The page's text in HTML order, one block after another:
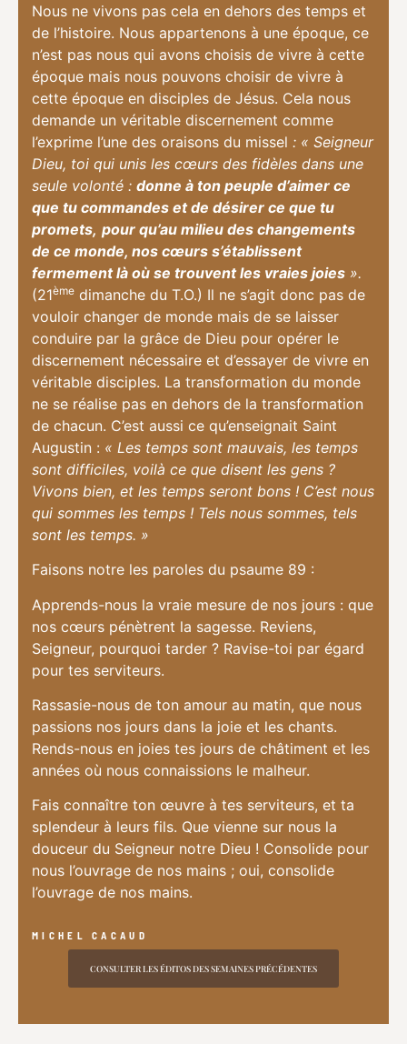
Nous ne vivons pas cela en dehors des temps et
de l’histoire. Nous appartenons à une époque, ce
n’est pas nous qui avons choisis de vivre à cette
époque mais nous pouvons choisir de vivre à
cette époque en disciples de Jésus. Cela nous
demande un véritable discernement comme
l’exprime l’une des oraisons du missel : « Seigneur
Dieu, toi qui unis les cœurs des fidèles dans une
seule volonté : donne à ton peuple d’aimer ce
que tu commandes et de désirer ce que tu
promets, pour qu’au milieu des changements
de ce monde, nos cœurs s’établissent
fermement là où se trouvent les vraies joies ».
(21ème dimanche du T.O.) Il ne s’agit donc pas de
vouloir changer de monde mais de se laisser
conduire par la grâce de Dieu pour opérer le
discernement nécessaire et d’essayer de vivre en
véritable disciples. La transformation du monde
ne se réalise pas en dehors de la transformation
de chacun. C’est aussi ce qu’enseignait Saint
Augustin : « Les temps sont mauvais, les temps
sont difficiles, voilà ce que disent les gens ?
Vivons bien, et les temps seront bons ! C’est nous
qui sommes les temps ! Tels nous sommes, tels
sont les temps. »
Faisons notre les paroles du psaume 89 :
Apprends-nous la vraie mesure de nos jours : que
nos cœurs pénètrent la sagesse. Reviens,
Seigneur, pourquoi tarder ? Ravise-toi par égard
pour tes serviteurs.
Rassasie-nous de ton amour au matin, que nous
passions nos jours dans la joie et les chants.
Rends-nous en joies tes jours de châtiment et les
années où nous connaissions le malheur.
Fais connaître ton œuvre à tes serviteurs, et ta
splendeur à leurs fils. Que vienne sur nous la
douceur du Seigneur notre Dieu ! Consolide pour
nous l’ouvrage de nos mains ; oui, consolide
l’ouvrage de nos mains.
MICHEL CACAUD
CONSULTER LES ÉDITOS DES SEMAINES PRÉCÉDENTES